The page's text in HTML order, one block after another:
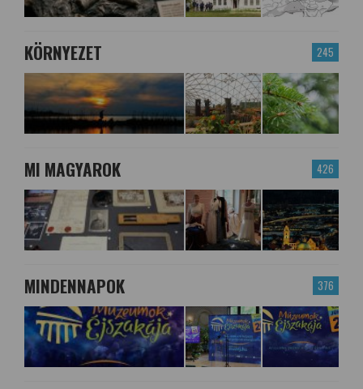
245
KÖRNYEZET
426
MI MAGYAROK
376
MINDENNAPOK